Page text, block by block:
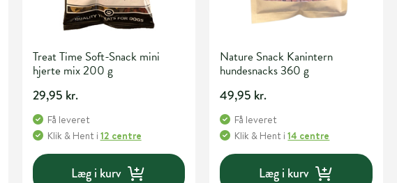
Treat Time Soft-Snack mini
hjerte mix 200 g
29,95 kr.
Få leveret
Klik & Hent i 12 centre
Læg i kurv
Nature Snack Kanintern
hundesnacks 360 g
49,95 kr.
Få leveret
Klik & Hent i14 centre
Læg i kurv